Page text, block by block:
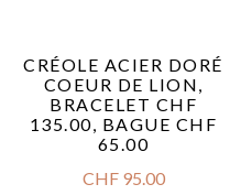
CRÉOLE ACIER DORÉ
COEUR DE LION,
BRACELET CHF
135.00, BAGUE CHF
65.00
CHF95.00